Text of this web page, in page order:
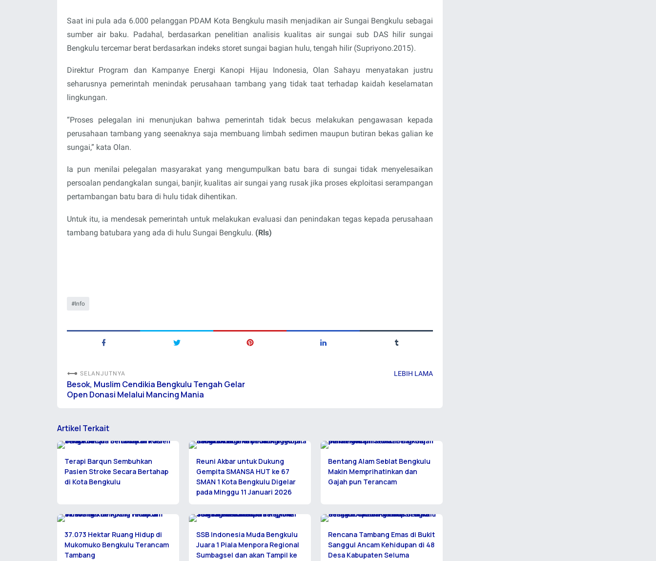
Saat ini pula ada 6.000 pelanggan PDAM Kota Bengkulu masih menjadikan air Sungai Bengkulu sebagai
sumber air baku. Padahal, berdasarkan penelitian analisis kualitas air sungai sub DAS hilir sungai
Bengkulu tercemar berat berdasarkan indeks storet sungai bagian hulu, tengah hilir (Supriyono.2015).
Direktur Program dan Kampanye Energi Kanopi Hijau Indonesia, Olan Sahayu menyatakan justru
seharusnya pemerintah menindak perusahaan tambang yang tidak taat terhadap kaidah keselamatan
lingkungan.
“Proses pelegalan ini menunjukan bahwa pemerintah tidak becus melakukan pengawasan kepada
perusahaan tambang yang seenaknya saja membuang limbah sedimen maupun butiran bekas galian ke
sungai,” kata Olan.
Ia pun menilai pelegalan masyarakat yang mengumpulkan batu bara di sungai tidak menyelesaikan
persoalan pendangkalan sungai, banjir, kualitas air sungai yang rusak jika proses ekploitasi serampangan
pertambangan batu bara di hulu tidak dihentikan.
Untuk itu, ia mendesak pemerintah untuk melakukan evaluasi dan penindakan tegas kepada perusahaan
tambang batubara yang ada di hulu Sungai Bengkulu. (Rls)
Info
SELANJUTNYA
Besok, Muslim Cendikia Bengkulu Tengah Gelar
Open Donasi Melalui Mancing Mania
LEBIH LAMA
Artikel Terkait
Terapi Barqun Sembuhkan
Pasien Stroke Secara Bertahap
di Kota Bengkulu
Reuni Akbar untuk Dukung
Gempita SMANSA HUT ke 67
SMAN 1 Kota Bengkulu Digelar
pada Minggu 11 Januari 2026
Bentang Alam Seblat Bengkulu
Makin Memprihatinkan dan
Gajah pun Terancam
37.073 Hektar Ruang Hidup di
Mukomuko Bengkulu Terancam
Tambang
SSB Indonesia Muda Bengkulu
Juara 1 Piala Menpora Regional
Sumbagsel dan akan Tampil ke
Rencana Tambang Emas di Bukit
Sanggul Ancam Kehidupan di 48
Desa Kabupaten Seluma